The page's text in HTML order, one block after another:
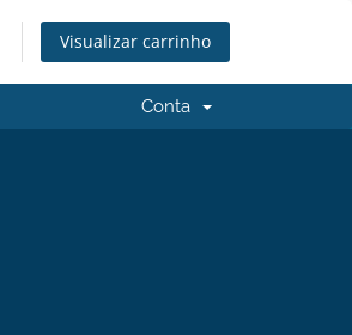
Visualizar carrinho
Conta